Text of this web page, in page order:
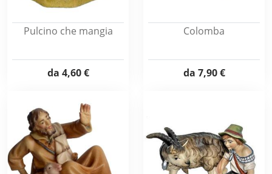
Pulcino che mangia
da 4,60 €
Colomba
da 7,90 €